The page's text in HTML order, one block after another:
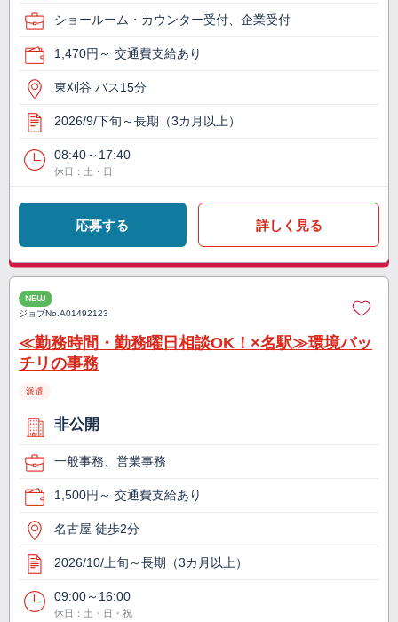
ショールーム・カウンター受付、企業受付
1,470円～ 交通費支給あり
東刈谷 バス15分
2026/9/下旬～長期（3カ月以上）
08:40～17:40
休日：土・日
応募する 詳しく見る
NEW
ジョブNo.A01492123
≪勤務時間・勤務曜日相談OK！×名駅≫環境バッ
チリの事務
派遣
非公開
一般事務、営業事務
1,500円～ 交通費支給あり
名古屋 徒歩2分
2026/10/上旬～長期（3カ月以上）
09:00～16:00
休日：土・日・祝